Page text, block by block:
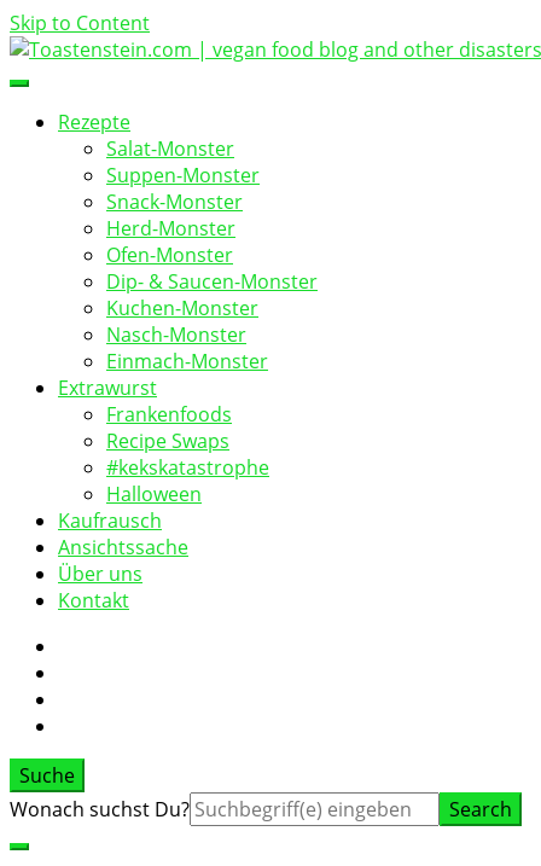
Skip to Content
Toastenstein.com
vegan food blog
Rezepte
Salat-Monster
Suppen-Monster
Snack-Monster
Herd-Monster
Ofen-Monster
Dip- & Saucen-Monster
Kuchen-Monster
Nasch-Monster
Einmach-Monster
Extrawurst
Frankenfoods
Recipe Swaps
#kekskatastrophe
Halloween
Kaufrausch
Ansichtssache
Über uns
Kontakt
Suche
Suche
Wonach suchst Du?